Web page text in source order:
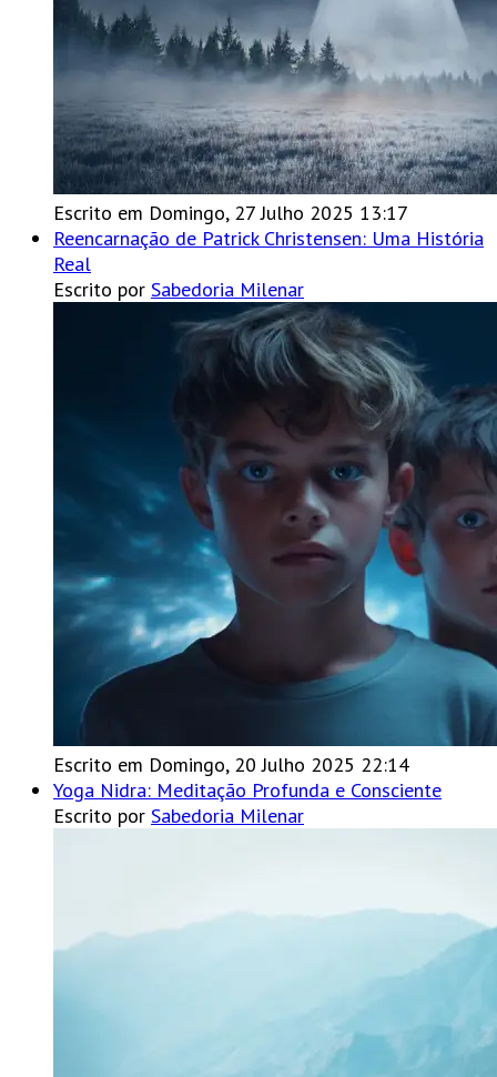
Escrito em Domingo, 27 Julho 2025 13:17
Reencarnação de Patrick Christensen: Uma História
Real
Escrito por Sabedoria Milenar
Escrito em Domingo, 20 Julho 2025 22:14
Yoga Nidra: Meditação Profunda e Consciente
Escrito por Sabedoria Milenar